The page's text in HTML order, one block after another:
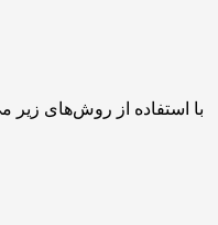
با استفاده از روش‌های زیر